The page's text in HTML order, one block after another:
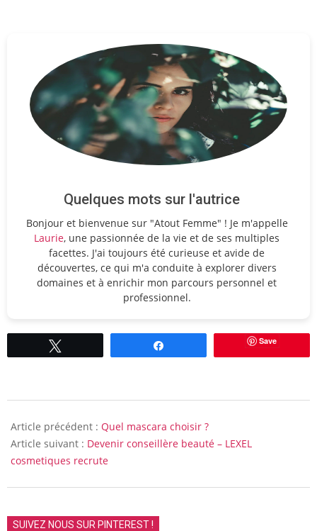
Quelques mots sur l'autrice
Bonjour et bienvenue sur "Atout Femme" ! Je m'appelle
Laurie, une passionnée de la vie et de ses multiples
facettes. J'ai toujours été curieuse et avide de
découvertes, ce qui m'a conduite à explorer divers
domaines et à enrichir mon parcours personnel et
professionnel.
Save
02-
16
Article précédent : Quel mascara choisir ?
Article suivant : Devenir conseillère beauté – LEXEL
cosmetiques recrute
SUIVEZ NOUS SUR PINTEREST !